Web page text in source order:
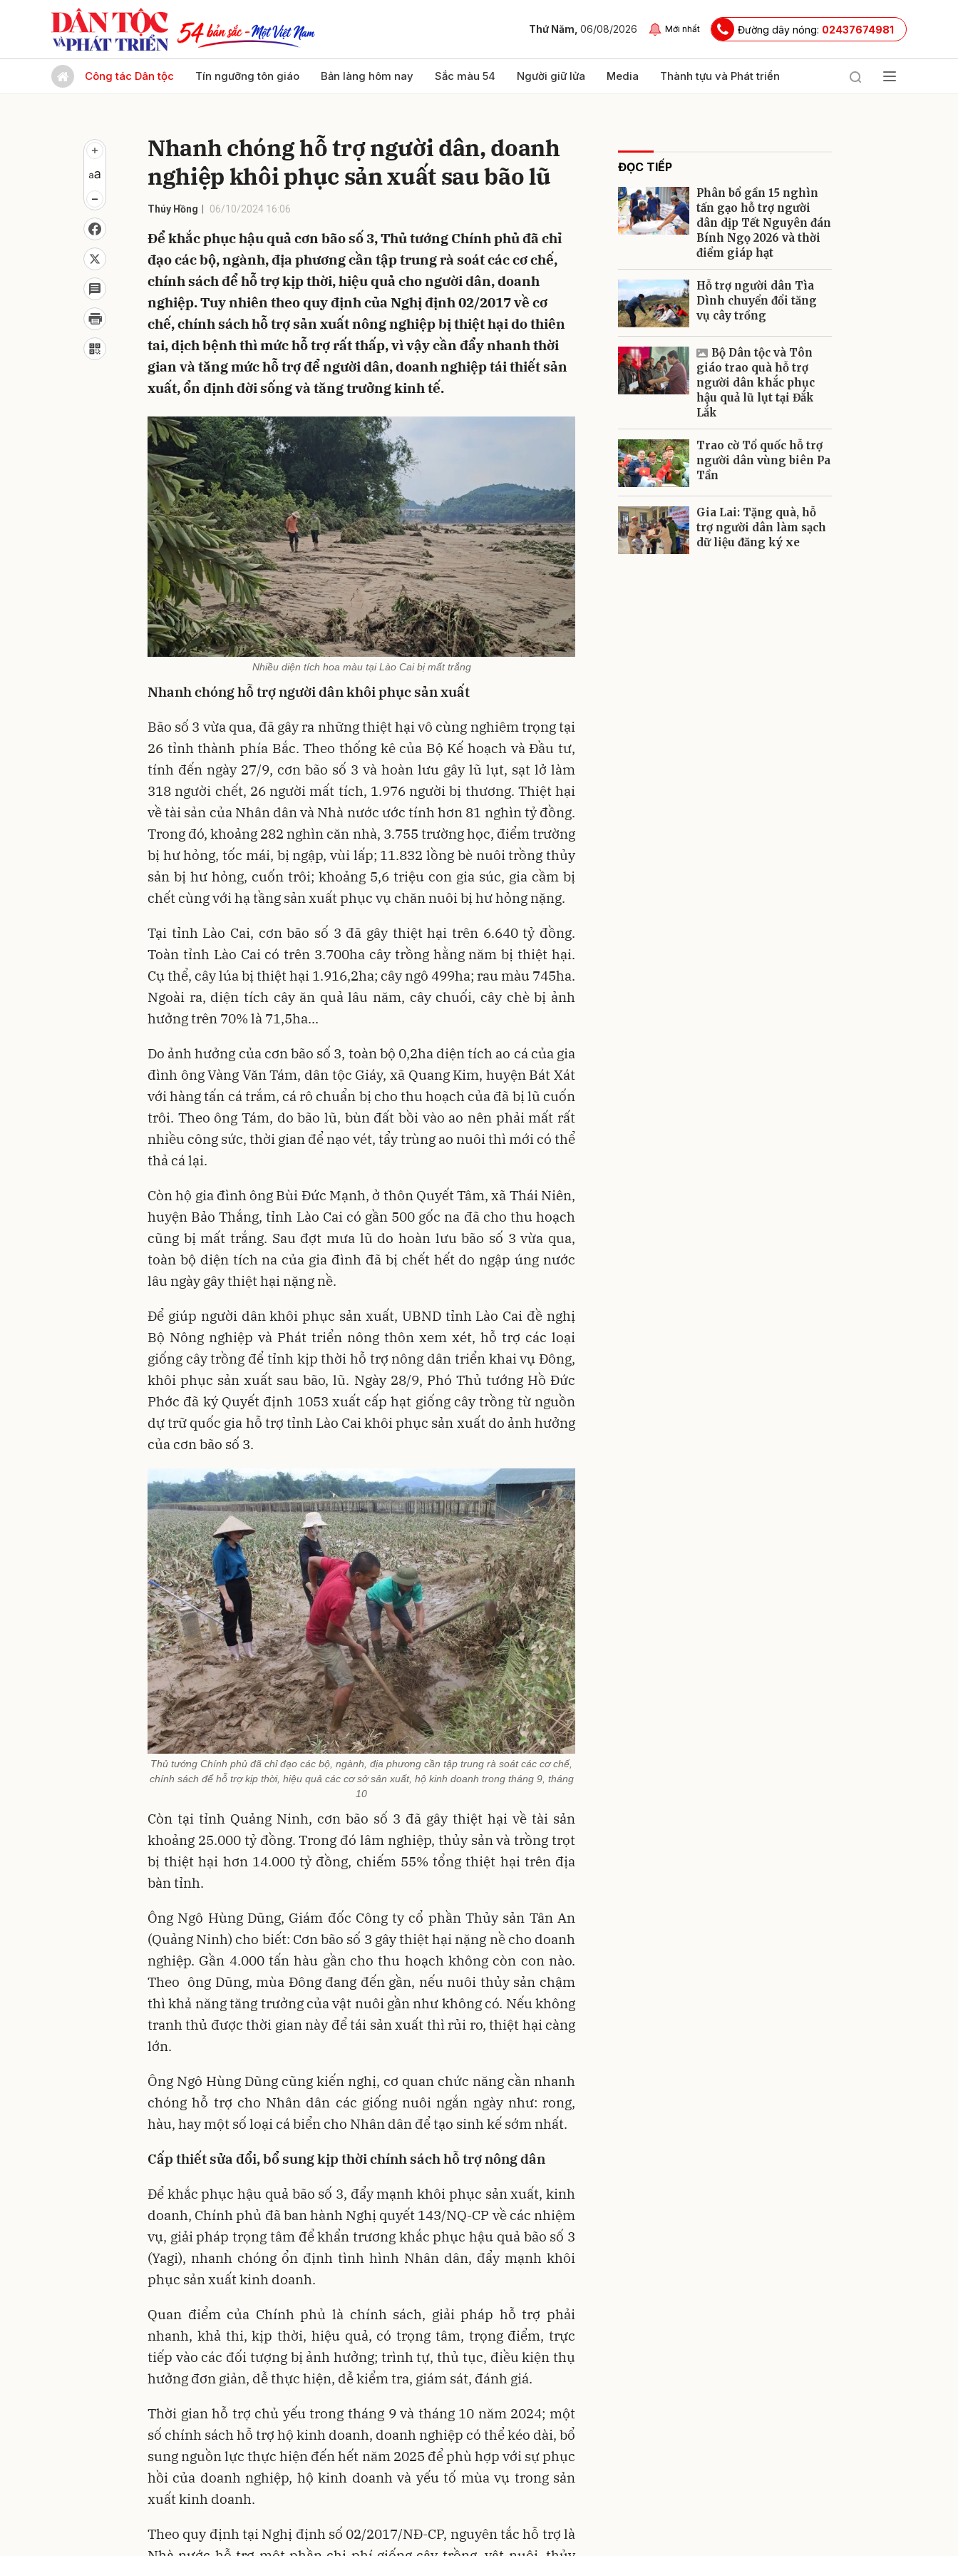
Thứ Năm, 06/08/2026 Mới nhất Đường dây nóng: 02437674981
Công tác Dân tộc Tín ngưỡng tôn giáo Bản làng hôm nay Sắc màu 54 Người giữ lửa Media Thành tựu và Phát triển
Nhanh chóng hỗ trợ người dân, doanh
nghiệp khôi phục sản xuất sau bão lũ
Thúy Hồng 06/10/2024 16:06
Để khắc phục hậu quả cơn bão số 3, Thủ tướng Chính phủ đã chỉ
đạo các bộ, ngành, địa phương cần tập trung rà soát các cơ chế,
chính sách để hỗ trợ kịp thời, hiệu quả cho người dân, doanh
nghiệp. Tuy nhiên theo quy định của Nghị định 02/2017 về cơ
chế, chính sách hỗ trợ sản xuất nông nghiệp bị thiệt hại do thiên
tai, dịch bệnh thì mức hỗ trợ rất thấp, vì vậy cần đẩy nhanh thời
gian và tăng mức hỗ trợ để người dân, doanh nghiệp tái thiết sản
xuất, ổn định đời sống và tăng trưởng kinh tế.
Nhiều diện tích hoa màu tại Lào Cai bị mất trắng
Nhanh chóng hỗ trợ người dân khôi phục sản xuất
Bão số 3 vừa qua, đã gây ra những thiệt hại vô cùng nghiêm trọng tại
26 tỉnh thành phía Bắc. Theo thống kê của Bộ Kế hoạch và Đầu tư,
tính đến ngày 27/9, cơn bão số 3 và hoàn lưu gây lũ lụt, sạt lở làm
318 người chết, 26 người mất tích, 1.976 người bị thương. Thiệt hại
về tài sản của Nhân dân và Nhà nước ước tính hơn 81 nghìn tỷ đồng.
Trong đó, khoảng 282 nghìn căn nhà, 3.755 trường học, điểm trường
bị hư hỏng, tốc mái, bị ngập, vùi lấp; 11.832 lồng bè nuôi trồng thủy
sản bị hư hỏng, cuốn trôi; khoảng 5,6 triệu con gia súc, gia cầm bị
chết cùng với hạ tầng sản xuất phục vụ chăn nuôi bị hư hỏng nặng.
Tại tỉnh Lào Cai, cơn bão số 3 đã gây thiệt hại trên 6.640 tỷ đồng.
Toàn tỉnh Lào Cai có trên 3.700ha cây trồng hằng năm bị thiệt hại.
Cụ thể, cây lúa bị thiệt hại 1.916,2ha; cây ngô 499ha; rau màu 745ha.
Ngoài ra, diện tích cây ăn quả lâu năm, cây chuối, cây chè bị ảnh
hưởng trên 70% là 71,5ha...
Do ảnh hưởng của cơn bão số 3, toàn bộ 0,2ha diện tích ao cá của gia
đình ông Vàng Văn Tám, dân tộc Giáy, xã Quang Kim, huyện Bát Xát
với hàng tấn cá trắm, cá rô chuẩn bị cho thu hoạch của đã bị lũ cuốn
trôi. Theo ông Tám, do bão lũ, bùn đất bồi vào ao nên phải mất rất
nhiều công sức, thời gian để nạo vét, tẩy trùng ao nuôi thì mới có thể
thả cá lại.
Còn hộ gia đình ông Bùi Đức Mạnh, ở thôn Quyết Tâm, xã Thái Niên,
huyện Bảo Thắng, tỉnh Lào Cai có gần 500 gốc na đã cho thu hoạch
cũng bị mất trắng. Sau đợt mưa lũ do hoàn lưu bão số 3 vừa qua,
toàn bộ diện tích na của gia đình đã bị chết hết do ngập úng nước
lâu ngày gây thiệt hại nặng nề.
Để giúp người dân khôi phục sản xuất, UBND tỉnh Lào Cai đề nghị
Bộ Nông nghiệp và Phát triển nông thôn xem xét, hỗ trợ các loại
giống cây trồng để tỉnh kịp thời hỗ trợ nông dân triển khai vụ Đông,
khôi phục sản xuất sau bão, lũ. Ngày 28/9, Phó Thủ tướng Hồ Đức
Phớc đã ký Quyết định 1053 xuất cấp hạt giống cây trồng từ nguồn
dự trữ quốc gia hỗ trợ tỉnh Lào Cai khôi phục sản xuất do ảnh hưởng
của cơn bão số 3.
Thủ tướng Chính phủ đã chỉ đạo các bộ, ngành, địa phương cần tập trung rà soát các cơ chế,
chính sách để hỗ trợ kịp thời, hiệu quả các cơ sở sản xuất, hộ kinh doanh trong tháng 9, tháng
10
Còn tại tỉnh Quảng Ninh, cơn bão số 3 đã gây thiệt hại về tài sản
khoảng 25.000 tỷ đồng. Trong đó lâm nghiệp, thủy sản và trồng trọt
bị thiệt hại hơn 14.000 tỷ đồng, chiếm 55% tổng thiệt hại trên địa
bàn tỉnh.
Ông Ngô Hùng Dũng, Giám đốc Công ty cổ phần Thủy sản Tân An
(Quảng Ninh) cho biết: Cơn bão số 3 gây thiệt hại nặng nề cho doanh
nghiệp. Gần 4.000 tấn hàu gần cho thu hoạch không còn con nào.
Theo ông Dũng, mùa Đông đang đến gần, nếu nuôi thủy sản chậm
thì khả năng tăng trưởng của vật nuôi gần như không có. Nếu không
tranh thủ được thời gian này để tái sản xuất thì rủi ro, thiệt hại càng
lớn.
Ông Ngô Hùng Dũng cũng kiến nghị, cơ quan chức năng cần nhanh
chóng hỗ trợ cho Nhân dân các giống nuôi ngắn ngày như: rong,
hàu, hay một số loại cá biển cho Nhân dân để tạo sinh kế sớm nhất.
Cấp thiết sửa đổi, bổ sung kịp thời chính sách hỗ trợ nông dân
Để khắc phục hậu quả bão số 3, đẩy mạnh khôi phục sản xuất, kinh
doanh, Chính phủ đã ban hành Nghị quyết 143/NQ-CP về các nhiệm
vụ, giải pháp trọng tâm để khẩn trương khắc phục hậu quả bão số 3
(Yagi), nhanh chóng ổn định tình hình Nhân dân, đẩy mạnh khôi
phục sản xuất kinh doanh.
Quan điểm của Chính phủ là chính sách, giải pháp hỗ trợ phải
nhanh, khả thi, kịp thời, hiệu quả, có trọng tâm, trọng điểm, trực
tiếp vào các đối tượng bị ảnh hưởng; trình tự, thủ tục, điều kiện thụ
hưởng đơn giản, dễ thực hiện, dễ kiểm tra, giám sát, đánh giá.
Thời gian hỗ trợ chủ yếu trong tháng 9 và tháng 10 năm 2024; một
số chính sách hỗ trợ hộ kinh doanh, doanh nghiệp có thể kéo dài, bổ
sung nguồn lực thực hiện đến hết năm 2025 để phù hợp với sự phục
hồi của doanh nghiệp, hộ kinh doanh và yếu tố mùa vụ trong sản
xuất kinh doanh.
Theo quy định tại Nghị định số 02/2017/NĐ-CP, nguyên tắc hỗ trợ là
ĐỌC TIẾP
Phân bổ gần 15 nghìn
tấn gạo hỗ trợ người
dân dịp Tết Nguyên đán
Bính Ngọ 2026 và thời
điểm giáp hạt
Hỗ trợ người dân Tìa
Dình chuyển đổi tăng
vụ cây trồng
Bộ Dân tộc và Tôn
giáo trao quà hỗ trợ
người dân khắc phục
hậu quả lũ lụt tại Đắk
Lắk
Trao cờ Tổ quốc hỗ trợ
người dân vùng biên Pa
Tần
Gia Lai: Tặng quà, hỗ
trợ người dân làm sạch
dữ liệu đăng ký xe
Gửi bình luận
Gửi